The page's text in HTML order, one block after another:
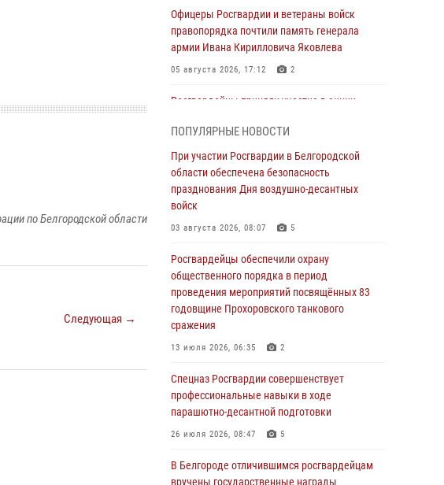
по Белгородской области
Следующая →
Офицеры Росгвардии и ветераны войск
правопорядка почтили память генерала
армии Ивана Кирилловича Яковлева
05 августа 2026, 17:12 2
Росгвардейцы приняли участие в акции
годовщине освобождения Белгорода от
немецко ‑фашистских захватчиков
05 августа 2026, 08:34 4
Росгвардия призывает белгородских
владельцев оружия не затягивать с
05 августа 2026, 05:01
Росгвардейцы спасли раненого при атаке
FPV-дрона ВСУ жителя белгородского
приграничья
04 августа 2026, 10:43
За неделю белгородские росгвардейцы
пресекли свыше 130 правонарушений
04 августа 2026, 06:03
подозреваемую в краже товаров из
гипермаркета в Белгороде
ПОПУЛЯРНЫЕ НОВОСТИ
При участии Росгвардии в Белгородской
области обеспечена безопасность
празднования Дня воздушно-десантных
войск
03 августа 2026, 08:07 5
Росгвардейцы обеспечили охрану
общественного порядка в период
проведения мероприятий посвящённых 83
годовщине Прохоровского танкового
сражения
13 июля 2026, 06:35 2
Спецназ Росгвардии совершенствует
профессиональные навыки в ходе
парашютно-десантной подготовки
26 июля 2026, 08:47 5
В Белгороде отличившимся росгвардейцам
вручены государственные награды